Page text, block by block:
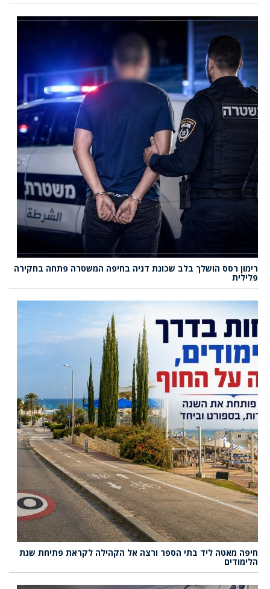
רימון רסס הושלך בלב שכונת דניה בחיפה המשטרה פתחה בחקירה
פלילית
חיפה מאטה ליד בתי הספר ורצה אל הקהילה לקראת פתיחת שנת
הלימודים